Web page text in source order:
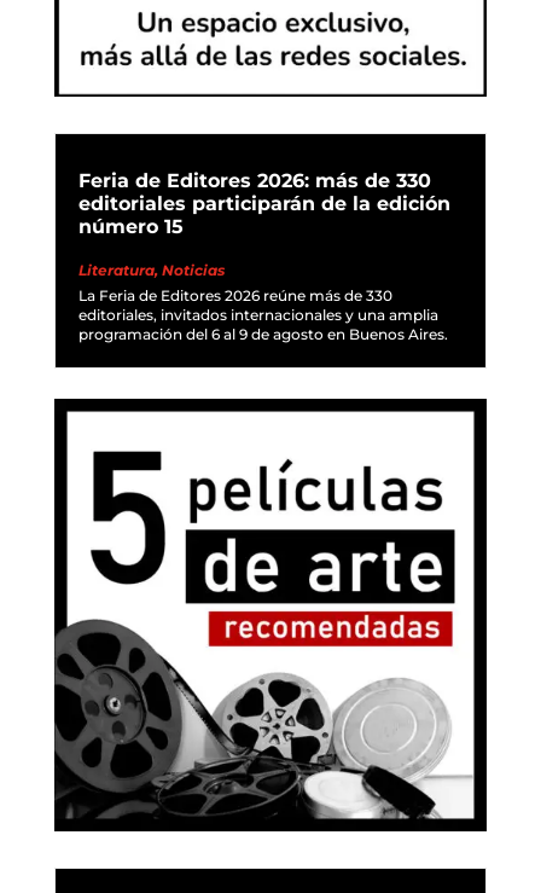
Feria de Editores 2026: más de 330
editoriales participarán de la edición
número 15
Literatura, Noticias
La Feria de Editores 2026 reúne más de 330
editoriales, invitados internacionales y una amplia
programación del 6 al 9 de agosto en Buenos Aires.